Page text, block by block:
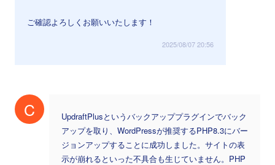
ご確認よろしくお願いいたします！
2025/08/07 20:56
C
UpdraftPlusというバックアッププラグインでバック
アップを取り、WordPressが推奨するPHP8.3にバー
ジョンアップすることに成功しました。サイトの表
示が崩れるといった不具合も生じていません。PHP